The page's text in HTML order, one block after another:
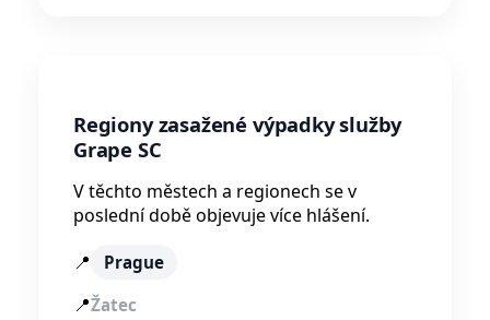
Regiony zasažené výpadky služby
Grape SC
V těchto městech a regionech se v
poslední době objevuje více hlášení.
📍
Prague
📍Žatec